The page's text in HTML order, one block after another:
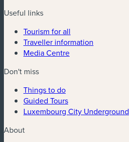
Useful links
Tourism for all
Traveller information
Media Centre
Don't miss
Things to do
Guided Tours
Luxembourg City Underground
About